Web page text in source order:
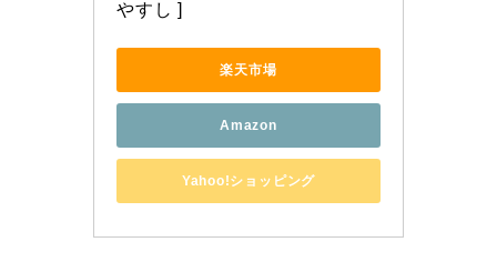
やすし ]
楽天市場
Amazon
Yahoo!ショッピング